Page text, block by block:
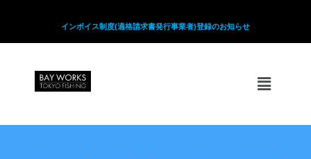
インボイス制度(適格請求書発行事業者)登録のお知らせ